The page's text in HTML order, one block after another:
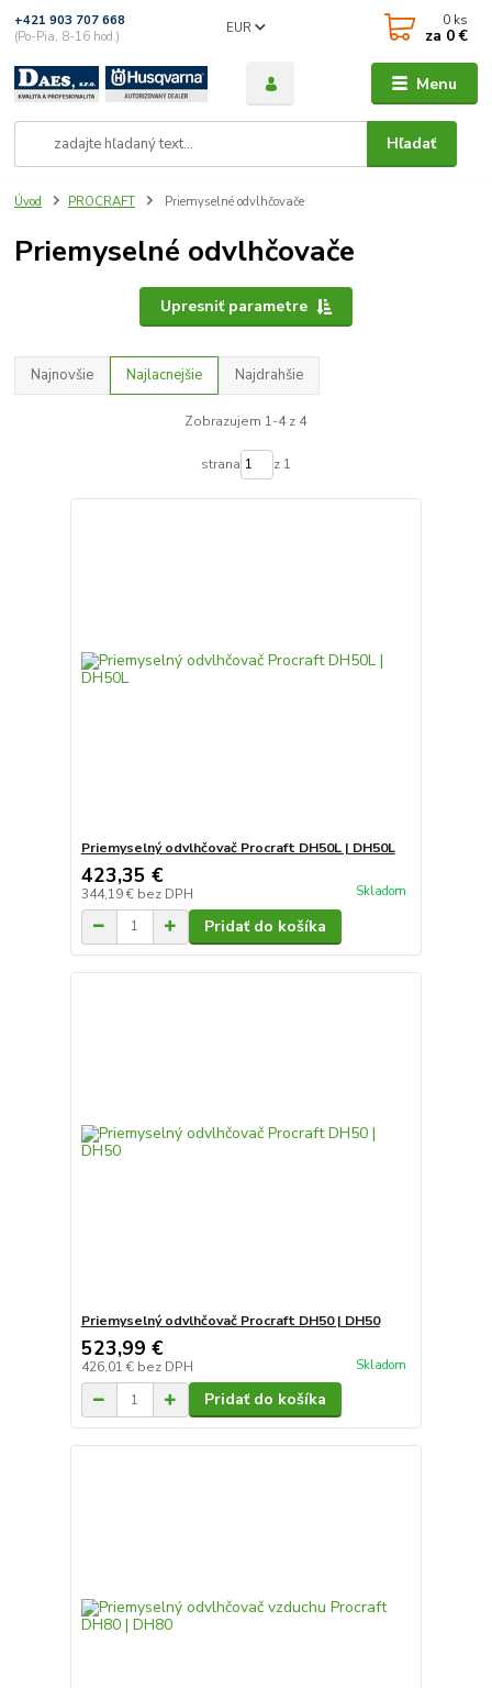
Menu
EUR
Hľadať
+421 903 707 668
(Po-Pia, 8-16 hod.)
0 ks
za 0 €
Úvod PROCRAFT Priemyselné odvlhčovače
Priemyselné odvlhčovače
Upresniť parametre
Najnovšie Najlacnejšie Najdrahšie
Zobrazujem 1-4 z 4
strana z 1
Priemyselný odvlhčovač Procraft DH50L | DH50L
423,35 €
344,19 € bez DPH Skladom
Pridať do košíka
Priemyselný odvlhčovač Procraft DH50 | DH50
523,99 €
426,01 € bez DPH Skladom
Pridať do košíka